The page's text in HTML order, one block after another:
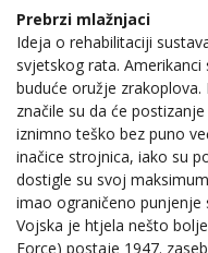
Prebrzi mlažnjaci
Ideja o rehabilitaciji
svjetskog rata.
buduće oružje
značile su da će
iznimno teško bez puno
inačice strojnica, iako su
dostigle su svoj
imao ograničeno punjenje
Vojska je htjela nešto
Force) postaje 1947.